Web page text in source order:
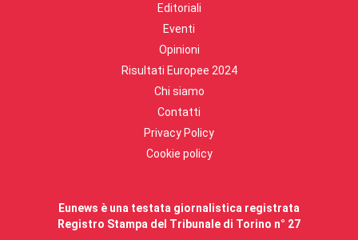
Editoriali
Eventi
Opinioni
Risultati Europee 2024
Chi siamo
Contatti
Privacy Policy
Cookie policy
Eunews è una testata giornalistica registrata
Registro Stampa del Tribunale di Torino n° 27